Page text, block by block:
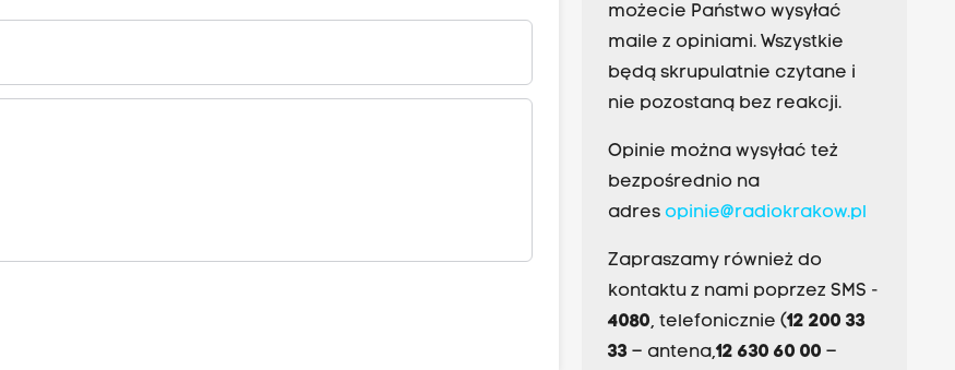
możecie Państwo wysyłać
maile z opiniami. Wszystkie
będą skrupulatnie czytane i
nie pozostaną bez reakcji.
Opinie można wysyłać też
bezpośrednio na
adres opinie@radiokrakow.pl
Zapraszamy również do
kontaktu z nami poprzez SMS -
4080, telefonicznie (12 200 33
33– antena,12 630 60 00 –